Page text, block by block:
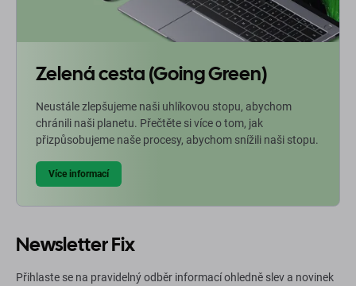
Zelená cesta (Going Green)
Neustále zlepšujeme naši uhlíkovou stopu, abychom
chránili naši planetu. Přečtěte si více o tom, jak
přizpůsobujeme naše procesy, abychom snížili naši stopu.
Více informací
Newsletter Fix
Přihlaste se na pravidelný odběr informací ohledně slev a novinek